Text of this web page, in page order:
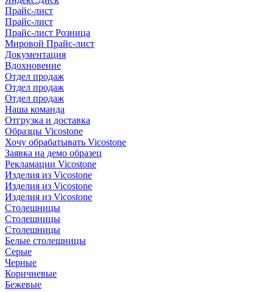
Прайс-лист
Прайс-лист
Прайс-лист Розница
Мировой Прайс-лист
Документация
Вдохновение
Отдел продаж
Отдел продаж
Отдел продаж
Наша команда
Отгрузка и доставка
Образцы Vicostone
Хочу обрабатывать Vicostone
Заявка на демо образец
Рекламации Vicostone
Изделия из Vicostone
Изделия из Vicostone
Изделия из Vicostone
Столешницы
Столешницы
Столешницы
Белые столешницы
Серые
Черные
Коричневые
Бежевые